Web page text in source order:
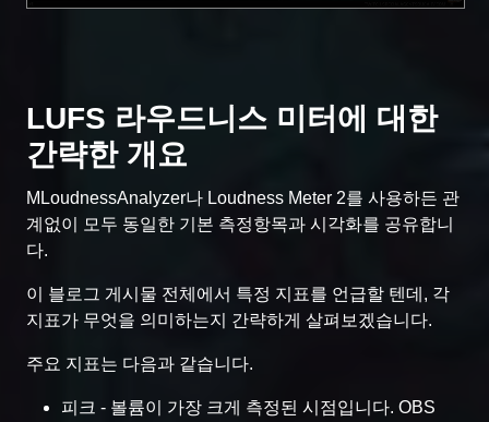
LUFS 라우드니스 미터에 대한
간략한 개요
MLoudnessAnalyzer나 Loudness Meter 2를 사용하든 관
계없이 모두 동일한 기본 측정항목과 시각화를 공유합니
다.
이 블로그 게시물 전체에서 특정 지표를 언급할 텐데, 각
지표가 무엇을 의미하는지 간략하게 살펴보겠습니다.
주요 지표는 다음과 같습니다.
피크 - 볼륨이 가장 크게 측정된 시점입니다. OBS